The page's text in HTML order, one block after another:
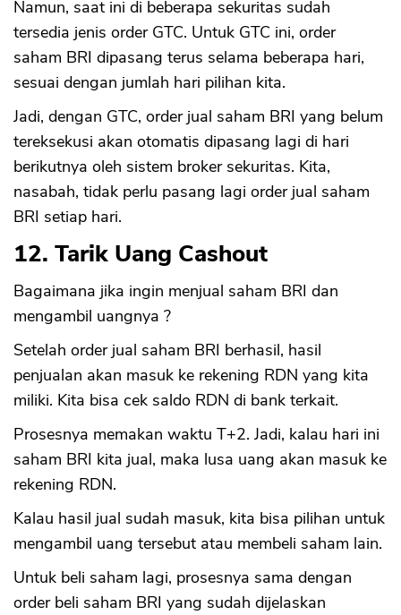
Namun, saat ini di beberapa sekuritas sudah
tersedia jenis order GTC. Untuk GTC ini, order
saham BRI dipasang terus selama beberapa hari,
sesuai dengan jumlah hari pilihan kita.
Jadi, dengan GTC, order jual saham BRI yang belum
tereksekusi akan otomatis dipasang lagi di hari
berikutnya oleh sistem broker sekuritas. Kita,
nasabah, tidak perlu pasang lagi order jual saham
BRI setiap hari.
12. Tarik Uang Cashout
Bagaimana jika ingin menjual saham BRI dan
mengambil uangnya ?
Setelah order jual saham BRI berhasil, hasil
penjualan akan masuk ke rekening RDN yang kita
miliki. Kita bisa cek saldo RDN di bank terkait.
Prosesnya memakan waktu T+2. Jadi, kalau hari ini
saham BRI kita jual, maka lusa uang akan masuk ke
rekening RDN.
Kalau hasil jual sudah masuk, kita bisa pilihan untuk
mengambil uang tersebut atau membeli saham lain.
Untuk beli saham lagi, prosesnya sama dengan
order beli saham BRI yang sudah dijelaskan